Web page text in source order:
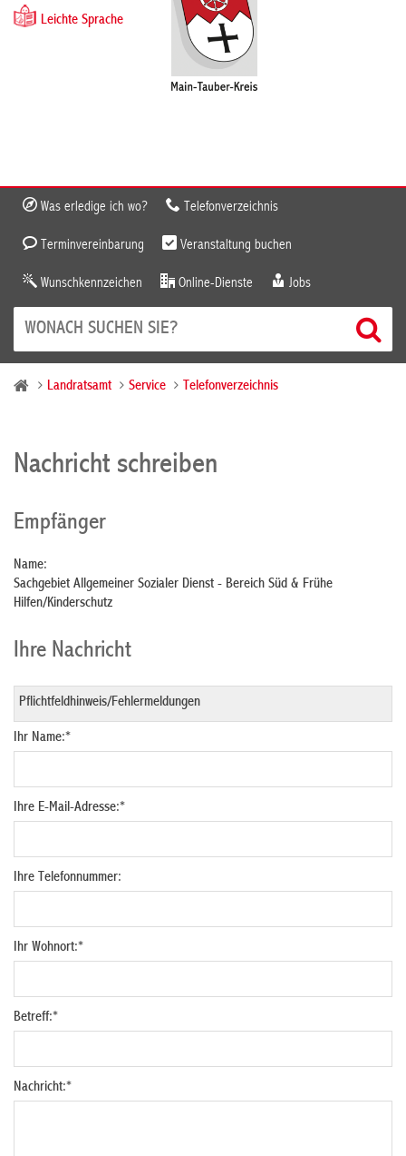
Leichte Sprache
Was erledige ich wo? Telefonverzeichnis
Terminvereinbarung Veranstaltung buchen
Wunschkennzeichen Online-Dienste Jobs
Landratsamt Service Telefonverzeichnis
Nachricht schreiben
Empfänger
Name:
Sachgebiet Allgemeiner Sozialer Dienst - Bereich Süd & Frühe
Hilfen/Kinderschutz
Ihre Nachricht
Ihr Name:*
Ihre E-Mail-Adresse:*
Ihre Telefonnummer:
Ihr Wohnort:*
Betreff:*
Nachricht:*